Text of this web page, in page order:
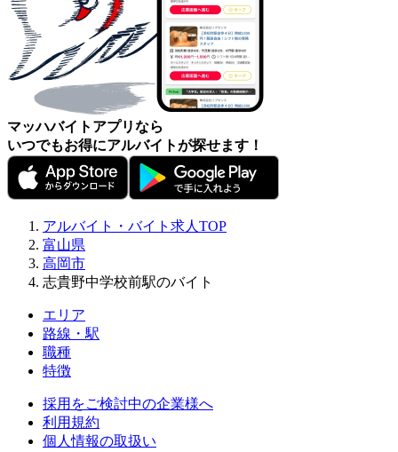
マッハバイトアプリなら
いつでもお得にアルバイトが探せます！
アルバイト・バイト求人TOP
富山県
高岡市
志貴野中学校前駅のバイト
エリア
路線・駅
職種
特徴
採用をご検討中の企業様へ
利用規約
個人情報の取扱い